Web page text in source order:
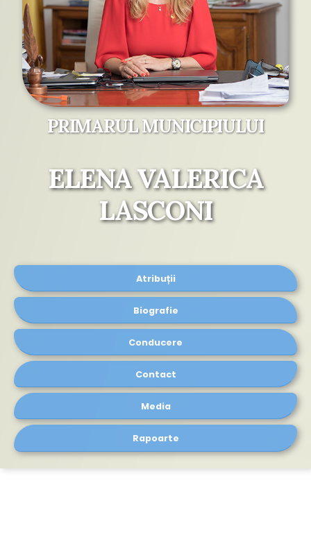
PRIMARUL MUNICIPIULUI
ELENA VALERICA
LASCONI
Atribuții
Biografie
Conducere
Contact
Media
Rapoarte